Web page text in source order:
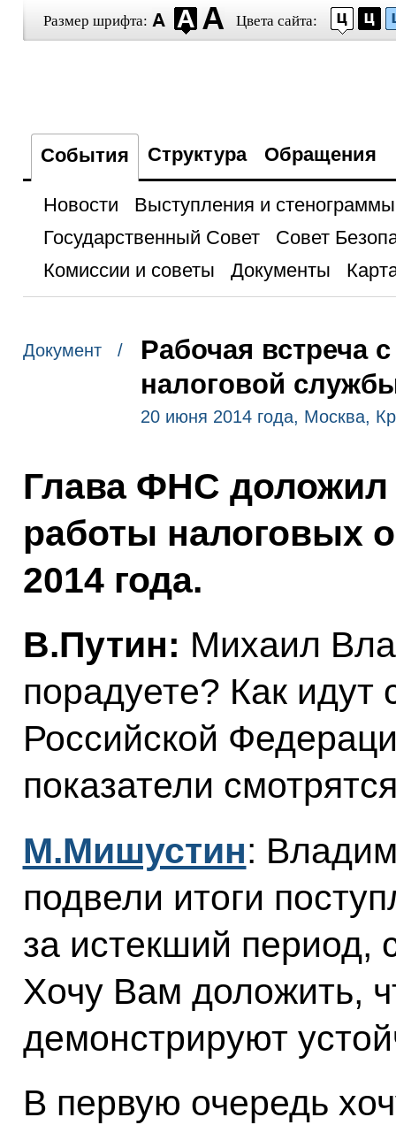
Размер шрифта: Цвета сайта:
События Структура Обращения
Новости
Выступления и стенограммы
Государственный Совет
Совет
Комиссии и советы
Документы
Документ /
Рабочая встреча
налоговой
20 июня 2014 года, Москва,
Глава ФНС доложил
работы налоговых
2014 года.
В.Путин: Михаил
порадуете? Как
Российской
показатели
М.Мишустин:
подвели итоги
за истекший период,
Хочу Вам доложить,
демонстрируют
В первую очередь